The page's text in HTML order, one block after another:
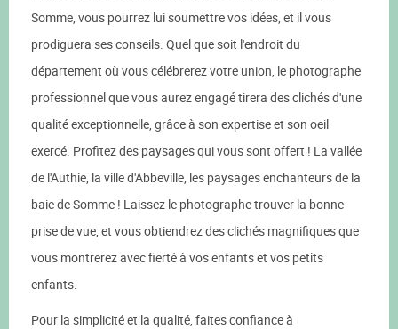
Somme, vous pourrez lui soumettre vos idées, et il vous
prodiguera ses conseils. Quel que soit l'endroit du
département où vous célébrerez votre union, le photographe
professionnel que vous aurez engagé tirera des clichés d'une
qualité exceptionnelle, grâce à son expertise et son oeil
exercé. Profitez des paysages qui vous sont offert ! La vallée
de l'Authie, la ville d'Abbeville, les paysages enchanteurs de la
baie de Somme ! Laissez le photographe trouver la bonne
prise de vue, et vous obtiendrez des clichés magnifiques que
vous montrerez avec fierté à vos enfants et vos petits
enfants.
Pour la simplicité et la qualité, faites confiance à